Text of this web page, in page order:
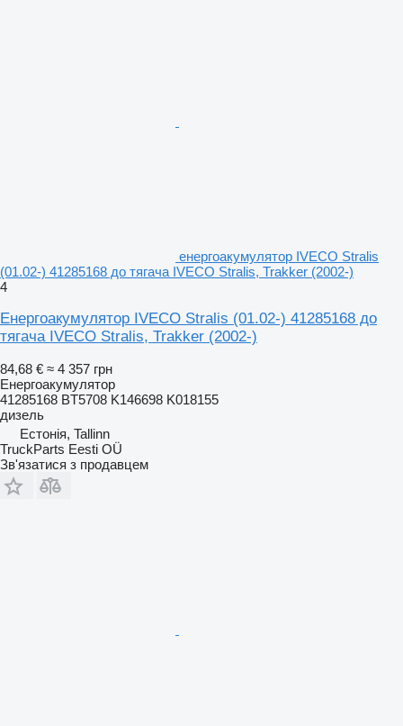
енергоакумулятор IVECO Stralis
(01.02-) 41285168 до тягача IVECO Stralis, Trakker (2002-)
4
Енергоакумулятор IVECO Stralis (01.02-) 41285168 до
тягача IVECO Stralis, Trakker (2002-)
84,68 € ≈ 4 357 грн
Енергоакумулятор
41285168 BT5708 K146698 K018155
дизель
Естонія, Tallinn
TruckParts Eesti OÜ
Зв'язатися з продавцем